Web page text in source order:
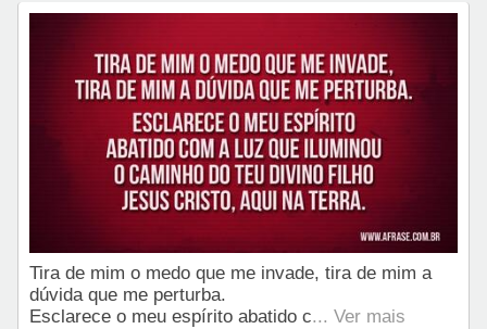
Tira de mim o medo que me invade, tira de mim a
dúvida que me perturba.
Esclarece o meu espírito abatido c... Ver mais